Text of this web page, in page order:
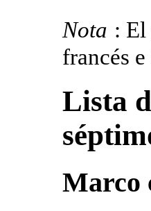
Nota : El
francés
Lista
Marco